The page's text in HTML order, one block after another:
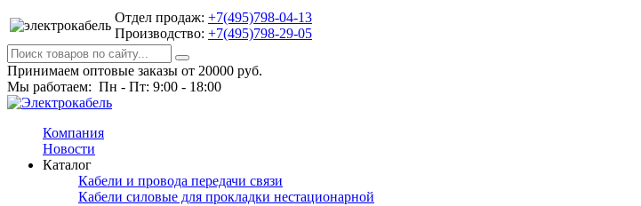
Отдел продаж: +7(495)798-04-13
Производство: +7(495)798-29-05
Принимаем оптовые заказы от 20000 руб.
Мы работаем: Пн - Пт: 9:00 - 18:00
Компания
Новости
Каталог
Кабели и провода передачи связи
Кабели силовые для прокладки нестационарной